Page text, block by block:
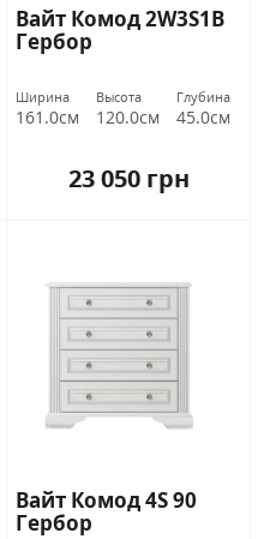
Вайт Комод 2W3S1B
Гербор
Ширина
161.0см
Высота
120.0см
Глубина
45.0см
23 050 грн
Вайт Комод 4S 90
Гербор